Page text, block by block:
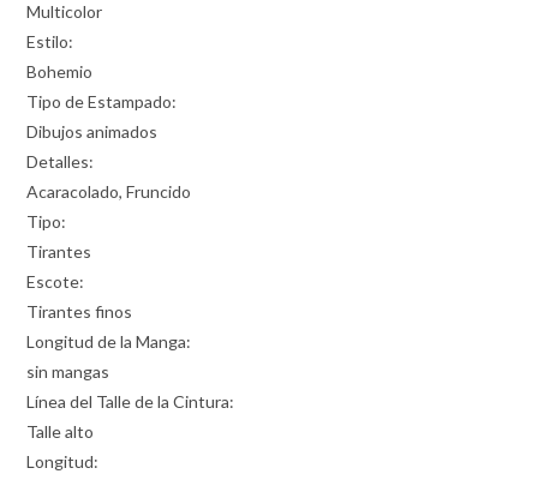
Multicolor
Estilo:
Bohemio
Tipo de Estampado:
Dibujos animados
Detalles:
Acaracolado, Fruncido
Tipo:
Tirantes
Escote:
Tirantes finos
Longitud de la Manga:
sin mangas
Línea del Talle de la Cintura:
Talle alto
Longitud: